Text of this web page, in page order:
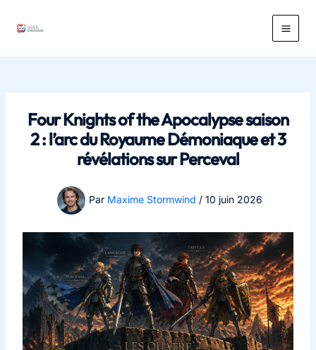
Main
Four Knights of the Apocalypse saison
2 : l’arc du Royaume Démoniaque et 3
révélations sur Perceval
Par Maxime Stormwind / 10 juin 2026